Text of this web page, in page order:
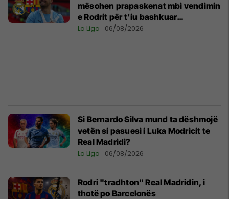
mësohen prapaskenat mbi vendimin
e Rodrit për t’iu bashkuar
Barcelonës
La Liga 06/08/2026
Si Bernardo Silva mund ta dëshmojë
vetën si pasuesi i Luka Modricit te
Real Madridi?
La Liga 06/08/2026
Rodri "tradhton" Real Madridin, i
thotë po Barcelonës